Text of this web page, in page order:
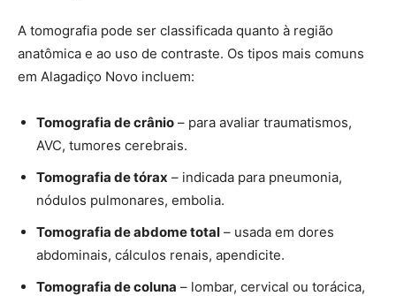
A tomografia pode ser classificada quanto à região
anatômica e ao uso de contraste. Os tipos mais comuns
em Alagadiço Novo incluem:
Tomografia de crânio – para avaliar traumatismos,
AVC, tumores cerebrais.
Tomografia de tórax – indicada para pneumonia,
nódulos pulmonares, embolia.
Tomografia de abdome total – usada em dores
abdominais, cálculos renais, apendicite.
Tomografia de coluna – lombar, cervical ou torácica,